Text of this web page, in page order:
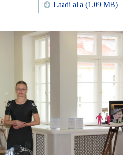
Laadi alla (1.09 MB)